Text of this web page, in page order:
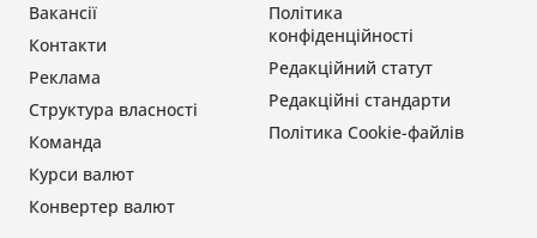
Політика
конфіденційності
Редакційний статут
Редакційні стандарти
Політика Cookie-файлів
Вакансії
Контакти
Реклама
Структура власності
Команда
Курси валют
Конвертер валют